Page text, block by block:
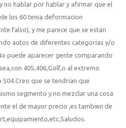
no hablar por hablar y afirmar que el
los 60 tenia deformacion
falso), y me parece que se estan
autos de diferentes categorias y/o
puede aparecer gente comparando
405,406,Golf,o al extremo
504.Creo que se tendrian que
segmento y no mezclar una cosa
el de mayor precio ,es tambien de